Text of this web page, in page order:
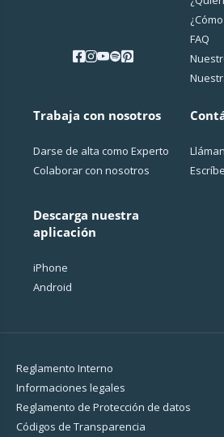
FAQ
Trabaja con nosotros
Darse de alta como Experto
Colaborar con nosotros
Descarga nuestra
aplicación
iPhone
Android
Reglamento Interno
Informaciones legales
Reglamento de Protección de datos
Códigos de Transparencia